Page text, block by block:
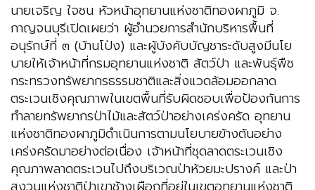
นายเจริญ ใจชน หัวหน้าอุทยานแห่งชาติทองผาภูมิ จ.
กาญจนบุรีเปิดเผยว่า ผู้อำนวยการสำนักบริหารพื้นที่
อนุรักษ์ที่ ๓ (บ้านโป่ง) และผู้บังคับบัญชาระดับสูงมีนโย
บายให้เจ้าหน้าที่กรมอุทยานแห่งชาติ สัตว์ป่า และพันธุ์พืช
กระทรวงทรัพยากรธรรมชาติและสิ่งแวดล้อมออกลาด
ตระเวนเชิงคุณภาพในเขตพื้นที่รับผิดชอบเพื่อป้องกันการ
ทำลายทรัพยากรป่าไม้และสัตว์ป่าอย่างเคร่งครัด อุทยาน
แห่งชาติทองผาภูมิดำเนินการตามนโยบายข้างต้นอย่าง
เคร่งครัดมาอย่างต่อเนื่อง เจ้าหน้าที่ชุดลาดตระเวนเชิง
คุณภาพลาดตระเวนไปถึงบริเวณป่าห้วยมะปรางค์ และป่า